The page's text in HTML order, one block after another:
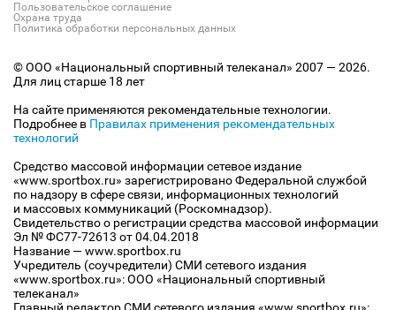
Пользовательское соглашение
Охрана труда
Политика обработки персональных данных
© ООО «Национальный спортивный телеканал» 2007 — 2026.
Для лиц старше 18 лет
На сайте применяются рекомендательные технологии.
Подробнее в Правилах применения рекомендательных
технологий
Средство массовой информации сетевое издание
«www.sportbox.ru» зарегистрировано Федеральной службой
по надзору в сфере связи, информационных технологий
и массовых коммуникаций (Роскомнадзор).
Свидетельство о регистрации средства массовой информации
Эл № ФС77-72613 от 04.04.2018
Название — www.sportbox.ru
Учредитель (соучредители) СМИ сетевого издания
«www.sportbox.ru»: ООО «Национальный спортивный
телеканал»